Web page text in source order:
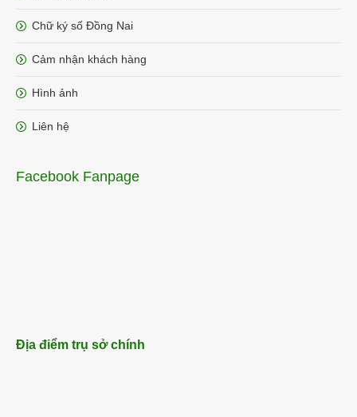
Chữ ký số Đồng Nai
Cảm nhận khách hàng
Hình ảnh
Liên hệ
Facebook Fanpage
Địa điểm trụ sở chính